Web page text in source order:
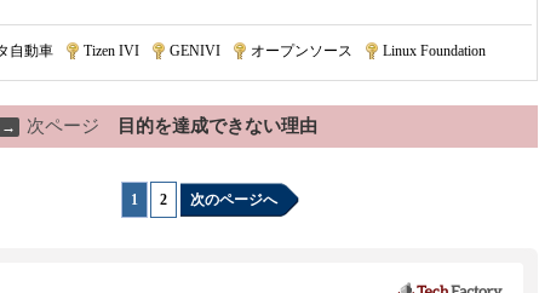
自動車 Tizen IVI GENIVI オープンソース Linux Foundation
→ 次ページ 目的を達成できない理由
1 2 次のページへ